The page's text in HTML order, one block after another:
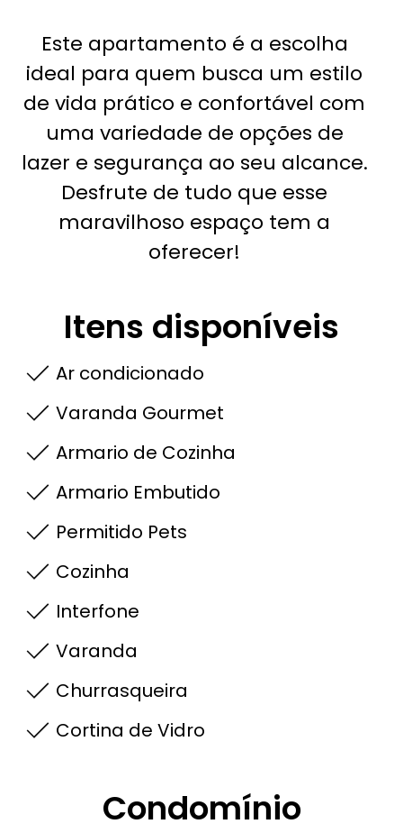
Este apartamento é a escolha
ideal para quem busca um estilo
de vida prático e confortável com
uma variedade de opções de
lazer e segurança ao seu alcance.
Desfrute de tudo que esse
maravilhoso espaço tem a
oferecer!
Itens disponíveis
Ar condicionado
Varanda Gourmet
Armario de Cozinha
Armario Embutido
Permitido Pets
Cozinha
Interfone
Varanda
Churrasqueira
Cortina de Vidro
Condomínio